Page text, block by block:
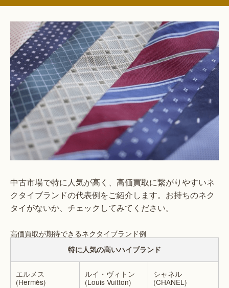
中古市場で特に人気が高く、高価買取に繋がりやすいネ
クタイブランドの代表例をご紹介します。お持ちのネク
タイがないか、チェックしてみてください。
高価買取が期待できるネクタイブランド例
特に人気の高いハイブランド
エルメス
(Hermès)
ルイ・ヴィトン
(Louis Vuitton)
シャネル
(CHANEL)